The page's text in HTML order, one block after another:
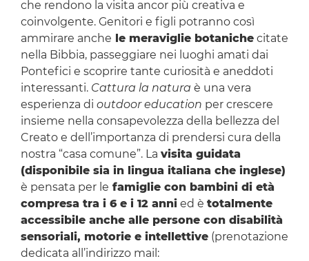
che rendono la visita ancor più creativa e
coinvolgente. Genitori e figli potranno così
ammirare anche le meraviglie botanichecitate
nella Bibbia, passeggiare nei luoghi amati dai
Pontefici e scoprire tante curiosità e aneddoti
interessanti. Cattura la natura è una vera
esperienza di outdoor education per crescere
insieme nella consapevolezza della bellezza del
Creato e dell’importanza di prendersi cura della
nostra “casa comune”. La visita guidata
(disponibile sia in lingua italiana che inglese)
è pensata per le famiglie con bambini di età
compresa tra i 6 e i 12 annied è totalmente
accessibile anche alle persone con disabilità
sensoriali, motorie e intellettive(prenotazione
dedicata all’indirizzo mail: